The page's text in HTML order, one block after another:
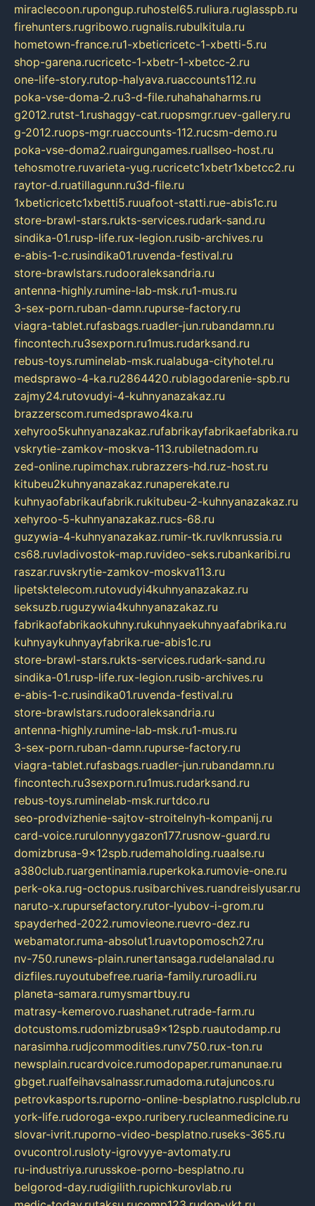
miraclecoon.rupongup.ruhostel65.ruliura.ruglasspb.ru
firehunters.rugribowo.rugnalis.rubulkitula.ru
hometown-france.ru1-xbeticricetc-1-xbetti-5.ru
shop-garena.rucricetc-1-xbetr-1-xbetcc-2.ru
one-life-story.rutop-halyava.ruaccounts112.ru
poka-vse-doma-2.ru3-d-file.ruhahahaharms.ru
g2012.rutst-1.rushaggy-cat.ruopsmgr.ruev-gallery.ru
g-2012.ruops-mgr.ruaccounts-112.rucsm-demo.ru
poka-vse-doma2.ruairgungames.ruallseo-host.ru
tehosmotre.ruvarieta-yug.rucricetc1xbetr1xbetcc2.ru
raytor-d.ruatillagunn.ru3d-file.ru
1xbeticricetc1xbetti5.ruuafoot-statti.rue-abis1c.ru
store-brawl-stars.rukts-services.rudark-sand.ru
sindika-01.rusp-life.rux-legion.rusib-archives.ru
e-abis-1-c.rusindika01.ruvenda-festival.ru
store-brawlstars.rudooraleksandria.ru
antenna-highly.rumine-lab-msk.ru1-mus.ru
3-sex-porn.ruban-damn.rupurse-factory.ru
viagra-tablet.rufasbags.ruadler-jun.rubandamn.ru
fincontech.ru3sexporn.ru1mus.rudarksand.ru
rebus-toys.ruminelab-msk.rualabuga-cityhotel.ru
medsprawo-4-ka.ru2864420.rublagodarenie-spb.ru
zajmy24.rutovudyi-4-kuhnyanazakaz.ru
brazzerscom.rumedsprawo4ka.ru
xehyroo5kuhnyanazakaz.rufabrikayfabrikaefabrika.ru
vskrytie-zamkov-moskva-113.rubiletnadom.ru
zed-online.rupimchax.rubrazzers-hd.ruz-host.ru
kitubeu2kuhnyanazakaz.runaperekate.ru
kuhnyaofabrikaufabrik.rukitubeu-2-kuhnyanazakaz.ru
xehyroo-5-kuhnyanazakaz.rucs-68.ru
guzywia-4-kuhnyanazakaz.rumir-tk.ruvlknrussia.ru
cs68.ruvladivostok-map.ruvideo-seks.rubankaribi.ru
raszar.ruvskrytie-zamkov-moskva113.ru
lipetsktelecom.rutovudyi4kuhnyanazakaz.ru
seksuzb.ruguzywia4kuhnyanazakaz.ru
fabrikaofabrikaokuhny.rukuhnyaekuhnyaafabrika.ru
kuhnyaykuhnyayfabrika.rue-abis1c.ru
store-brawl-stars.rukts-services.rudark-sand.ru
sindika-01.rusp-life.rux-legion.rusib-archives.ru
e-abis-1-c.rusindika01.ruvenda-festival.ru
store-brawlstars.rudooraleksandria.ru
antenna-highly.rumine-lab-msk.ru1-mus.ru
3-sex-porn.ruban-damn.rupurse-factory.ru
viagra-tablet.rufasbags.ruadler-jun.rubandamn.ru
fincontech.ru3sexporn.ru1mus.rudarksand.ru
rebus-toys.ruminelab-msk.rurtdco.ru
seo-prodvizhenie-sajtov-stroitelnyh-kompanij.ru
card-voice.rurulonnyygazon177.rusnow-guard.ru
domizbrusa-9x12spb.rudemaholding.ruaalse.ru
a380club.ruargentinamia.ruperkoka.rumovie-one.ru
perk-oka.rug-octopus.rusibarchives.ruandreislyusar.ru
naruto-x.rupursefactory.rutor-lyubov-i-grom.ru
spayderhed-2022.rumovieone.ruevro-dez.ru
webamator.ruma-absolut1.ruavtopomosch27.ru
nv-750.runews-plain.runertansaga.rudelanalad.ru
dizfiles.ruyoutubefree.ruaria-family.ruroadli.ru
planeta-samara.rumysmartbuy.ru
matrasy-kemerovo.ruashanet.rutrade-farm.ru
dotcustoms.rudomizbrusa9x12spb.ruautodamp.ru
narasimha.rudjcommodities.runv750.rux-ton.ru
newsplain.rucardvoice.rumodopaper.rumanunae.ru
gbget.rualfeihavsalnassr.rumadoma.rutajuncos.ru
petrovkasports.ruporno-online-besplatno.rusplclub.ru
york-life.rudoroga-expo.ruribery.rucleanmedicine.ru
slovar-ivrit.ruporno-video-besplatno.ruseks-365.ru
ovucontrol.rusloty-igrovyye-avtomaty.ru
ru-industriya.rurusskoe-porno-besplatno.ru
belgorod-day.rudigilith.rupichkurovlab.ru